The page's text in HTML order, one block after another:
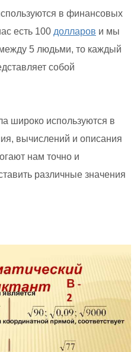
в финансовых
есть 100 долларов и мы
5 людьми, то каждый
собой
широко используются в
вычислений и описания
нам точно и
различные значения